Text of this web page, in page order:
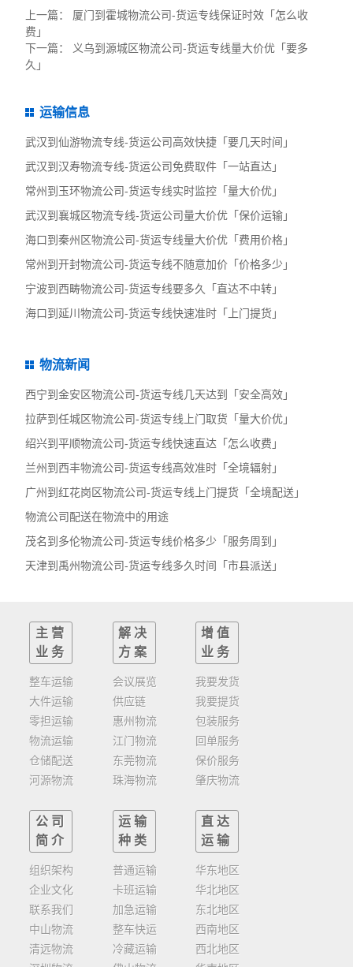
上一篇： 厦门到霍城物流公司-货运专线保证时效「怎么收
费」
下一篇： 义乌到源城区物流公司-货运专线量大价优「要多
久」
运输信息
武汉到仙游物流专线-货运公司高效快捷「要几天时间」
武汉到汉寿物流专线-货运公司免费取件「一站直达」
常州到玉环物流公司-货运专线实时监控「量大价优」
武汉到襄城区物流专线-货运公司量大价优「保价运输」
海口到秦州区物流公司-货运专线量大价优「费用价格」
常州到开封物流公司-货运专线不随意加价「价格多少」
宁波到西畴物流公司-货运专线要多久「直达不中转」
海口到延川物流公司-货运专线快速准时「上门提货」
物流新闻
西宁到金安区物流公司-货运专线几天达到「安全高效」
拉萨到任城区物流公司-货运专线上门取货「量大价优」
绍兴到平顺物流公司-货运专线快速直达「怎么收费」
兰州到西丰物流公司-货运专线高效准时「全境辐射」
广州到红花岗区物流公司-货运专线上门提货「全境配送」
物流公司配送在物流中的用途
茂名到多伦物流公司-货运专线价格多少「服务周到」
天津到禹州物流公司-货运专线多久时间「市县派送」
主营
业务
整车运输
大件运输
零担运输
物流运输
仓储配送
河源物流
解决
方案
会议展览
供应链
惠州物流
江门物流
东莞物流
珠海物流
增值
业务
我要发货
我要提货
包装服务
回单服务
保价服务
肇庆物流
公司
简介
组织架构
企业文化
联系我们
中山物流
清远物流
运输
种类
普通运输
卡班运输
加急运输
整车快运
冷藏运输
直达
运输
华东地区
华北地区
东北地区
西南地区
西北地区